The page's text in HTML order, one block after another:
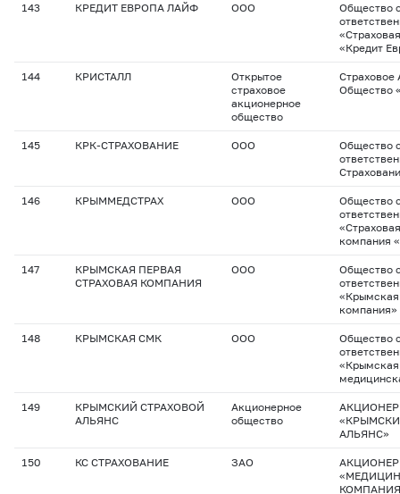
143 КРЕДИТ ЕВРОПА ЛАЙФ ООО
Общество
«Кредит
144 КРИСТАЛЛ
Открытое
страховое
акционерное
общество
Страховое
Общество
145 КРК-СТРАХОВАНИЕ ООО
Общество
146 КРЫММЕДСТРАХ ООО
Общество
компания
147
КРЫМСКАЯ ПЕРВАЯ
СТРАХОВАЯ КОМПАНИЯ
ООО
Общество
«Крымская
компания»
148 КРЫМСКАЯ СМК ООО
Общество
«Крымская
149
КРЫМСКИЙ СТРАХОВОЙ
АЛЬЯНС
Акционерное
общество
АЛЬЯНС»
150 КС СТРАХОВАНИЕ ЗАО
КОМПАНИЯ